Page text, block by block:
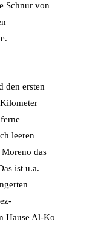
Schnur von
den ersten
leeren
das
ist u.a.
Hause Al-Ko